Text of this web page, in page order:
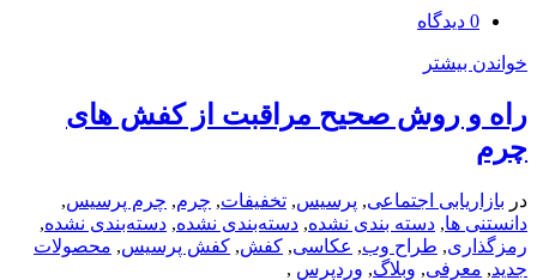
روش صحیح مراقبت از کفش های
اجتماعی پرسیس, تخفیفات ,چرم,چرم پرسیس,
,دسته بندی نشده,دسته‌بندی نشده,دسته‌بندی نشده,
,طراح وب,عکاسی, کفش, کفش پرسیس , محصولات
, وبلاگ, وردپرس ,